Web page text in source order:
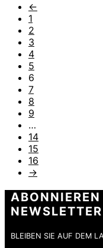
←
1
2
3
4
5
6
7
8
9
…
14
15
16
→
NEWSLETTER
BLEIBEN SIE AUF DEM